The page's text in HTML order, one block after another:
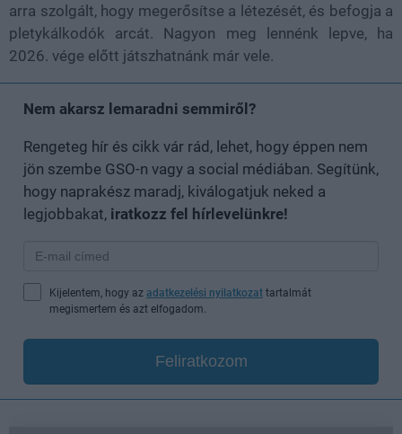
arra szolgált, hogy megerősítse a létezését, és befogja a
pletykálkodók arcát. Nagyon meg lennénk lepve, ha
2026. vége előtt játszhatnánk már vele.
Nem akarsz lemaradni semmiről?
Rengeteg hír és cikk vár rád, lehet, hogy éppen nem
jön szembe GSO-n vagy a social médiában. Segítünk,
hogy naprakész maradj, kiválogatjuk neked a
legjobbakat, iratkozz fel hírlevelünkre!
Kijelentem, hogy az adatkezelési nyilatkozat tartalmát
megismertem és azt elfogadom.
Feliratkozom